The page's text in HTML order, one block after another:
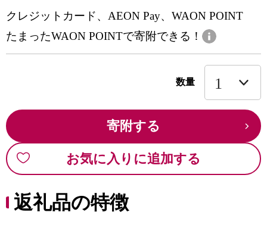
クレジットカード、AEON Pay、WAON POINT
たまったWAON POINTで寄附できる！
数量
寄附する
お気に入りに追加する
返礼品の特徴